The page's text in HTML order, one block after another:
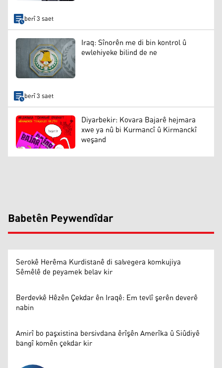
berî 3 saet
Iraq: Sînorên me di bin kontrol û
ewlehiyeke bilind de ne
berî 3 saet
Diyarbekir: Kovara Bajarê hejmara
xwe ya nû bi Kurmancî û Kirmanckî
weşand
Babetên Peywendîdar
Serokê Herêma Kurdistanê di salvegera komkujiya
Sêmêlê de peyamek belav kir
Berdevkê Hêzên Çekdar ên Iraqê: Em tevlî şerên deverê
nabin
Amirî bo paşxistina bersivdana êrîşên Amerîka û Siûdiyê
bangî komên çekdar kir